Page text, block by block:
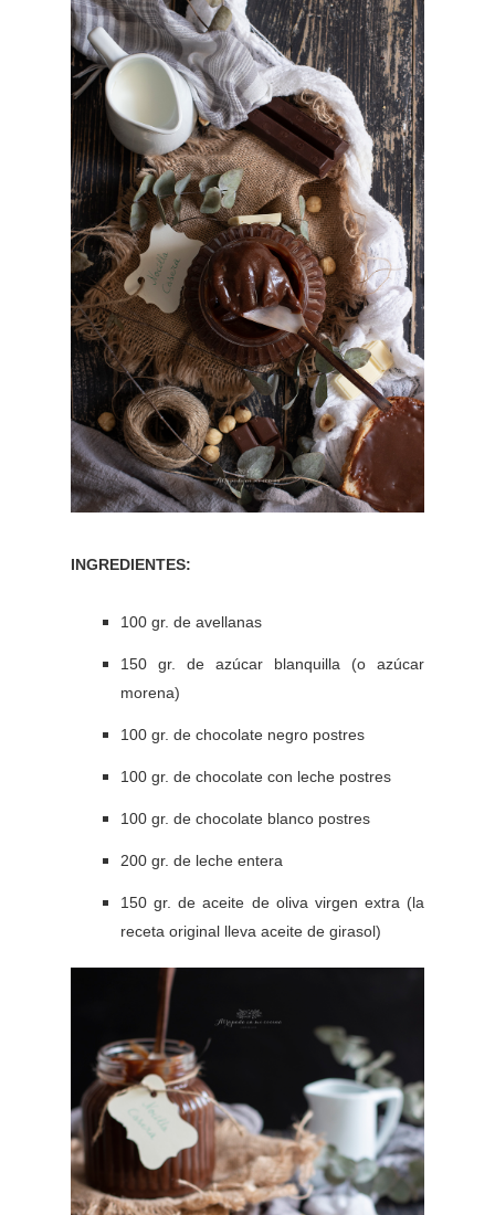
INGREDIENTES:
100 gr. de avellanas
150 gr. de azúcar blanquilla (o azúcar
morena)
100 gr. de chocolate negro postres
100 gr. de chocolate con leche postres
100 gr. de chocolate blanco postres
200 gr. de leche entera
150 gr. de aceite de oliva virgen extra (la
receta original lleva aceite de girasol)